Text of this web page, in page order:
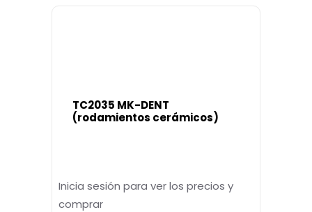
TC2035 MK-DENT
(rodamientos cerámicos)
Inicia sesión para ver los precios y
comprar